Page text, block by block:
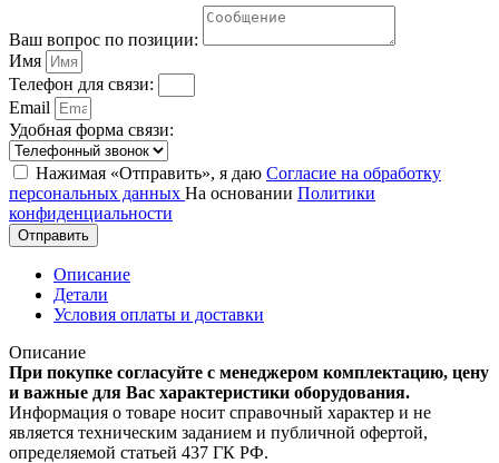
Ваш вопрос по позиции:
Имя
Телефон для связи:
Email
Удобная форма связи:
Нажимая «Отправить», я даю Согласие на обработку
персональных данных На основании Политики
конфиденциальности
Отправить
Описание
Детали
Условия оплаты и доставки
Описание
При покупке согласуйте с менеджером комплектацию, цену
и важные для Вас характеристики оборудования.
Информация о товаре носит справочный характер и не
является техническим заданием и публичной офертой,
определяемой статьей 437 ГК РФ.